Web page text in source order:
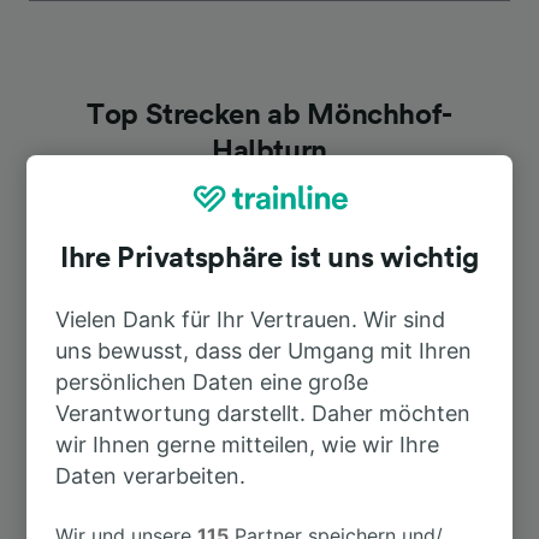
Top Strecken ab Mönchhof-
Halbturn
Nach Parndorf Ort
Nach Wien Hbf 1h 1min
Ihre Privatsphäre ist uns wichtig
Vielen Dank für Ihr Vertrauen. Wir sind
uns bewusst, dass der Umgang mit Ihren
persönlichen Daten eine große
Verantwortung darstellt. Daher möchten
wir Ihnen gerne mitteilen, wie wir Ihre
Daten verarbeiten.